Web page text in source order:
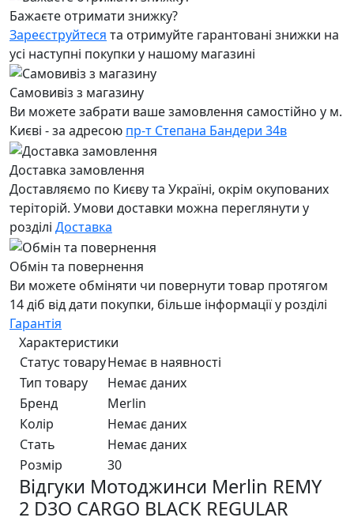
Бажаєте отримати знижку?
Зареєструйтеся та отримуйте гарантовані знижки на
усі наступні покупки у нашому магазині
Самовивіз з магазину
Ви можете забрати ваше замовлення самостійно у м.
Києві - за адресою пр-т Степана Бандери 34в
Доставка замовлення
Доставляємо по Києву та Україні, окрім окупованих
теріторій. Умови доставки можна переглянути у
розділі Доставка
Обмін та повернення
Ви можете обміняти чи повернути товар протягом
14 діб від дати покупки, більше інформації у розділі
Гарантія
Характеристики
Статус товаруНемає в наявності
Тип товару
Немає даних
Бренд
Merlin
Колір
Немає даних
Стать
Немає даних
Розмір
30
Відгуки Мотоджинси Merlin REMY
2 D3O CARGO BLACK REGULAR